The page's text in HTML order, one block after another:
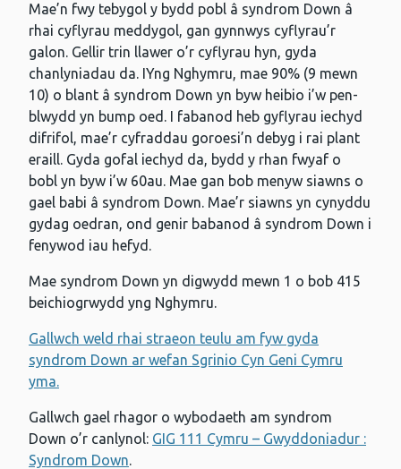
Mae’n fwy tebygol y bydd pobl â syndrom Down â
rhai cyflyrau meddygol, gan gynnwys cyflyrau’r
galon. Gellir trin llawer o’r cyflyrau hyn, gyda
chanlyniadau da. IYng Nghymru, mae 90% (9 mewn
10) o blant â syndrom Down yn byw heibio i’w pen-
blwydd yn bump oed. I fabanod heb gyflyrau iechyd
difrifol, mae’r cyfraddau goroesi’n debyg i rai plant
eraill. Gyda gofal iechyd da, bydd y rhan fwyaf o
bobl yn byw i’w 60au. Mae gan bob menyw siawns o
gael babi â syndrom Down. Mae’r siawns yn cynyddu
gydag oedran, ond genir babanod â syndrom Down i
fenywod iau hefyd.
Mae syndrom Down yn digwydd mewn 1 o bob 415
beichiogrwydd yng Nghymru.
Gallwch weld rhai straeon teulu am fyw gyda
syndrom Down ar wefan Sgrinio Cyn Geni Cymru
yma.
Gallwch gael rhagor o wybodaeth am syndrom
Down o’r canlynol: GIG 111 Cymru – Gwyddoniadur :
Syndrom Down.